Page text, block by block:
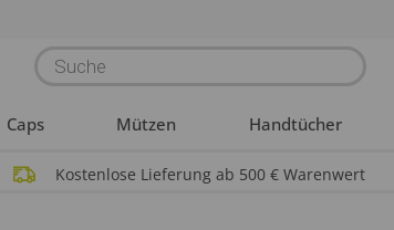
Products
search
Caps Mützen Handtücher
Kostenlose Lieferung ab 500 € Warenwert